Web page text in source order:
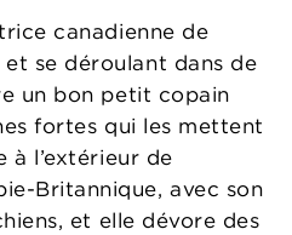
canadienne de
se déroulant dans de
un bon petit copain
fortes qui les mettent
à l’extérieur de
Britannique, avec son
et elle dévore des